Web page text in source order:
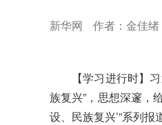
新华网 作者：金佳
【学习进行时】
族复兴”，思想深邃，
设、民族复兴’”系列报